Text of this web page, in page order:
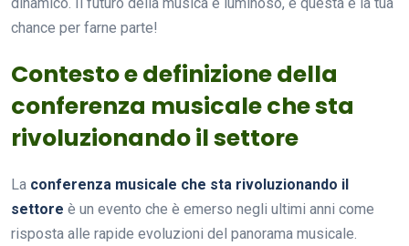
chance per farne parte!
Contesto e definizione della
conferenza musicale che sta
rivoluzionando il settore
La conferenza musicale che sta rivoluzionando il
settore è un evento che è emerso negli ultimi anni come
risposta alle rapide evoluzioni del panorama musicale.